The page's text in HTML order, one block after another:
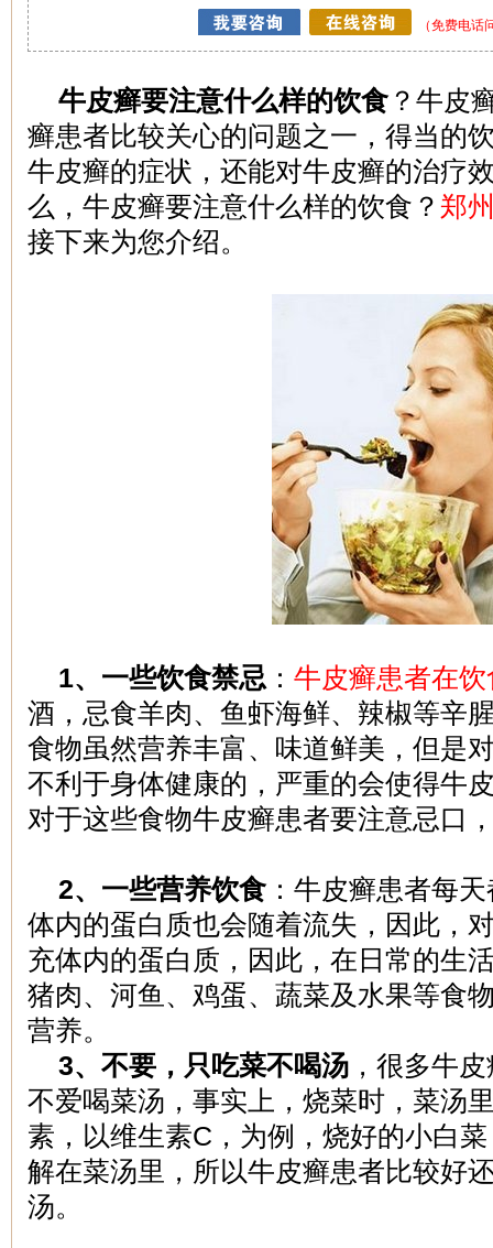
（免费电
牛皮癣要注意什么样的饮食？牛皮
癣患者比较关心的问题之一，得当的
牛皮癣的症状，还能对牛皮癣的治疗
么，牛皮癣要注意什么样的饮食？ 郑
接下来为您介绍。
1、一些饮食禁忌 ： 牛皮癣患者在
酒，忌食羊肉、鱼虾海鲜、辣椒等辛
食物虽然营养丰富、味道鲜美，但是
不利于身体健康的，严重的会使得牛
对于这些食物牛皮癣患者要注意忌口
2、一些营养饮食：牛皮癣患者每
体内的蛋白质也会随着流失，因此，
充体内的蛋白质，因此，在日常的生
猪肉、河鱼、鸡蛋、蔬菜及水果等食
营养。
3、不要，只吃菜不喝汤 ，很多牛
不爱喝菜汤，事实上，烧菜时，菜汤
素，以维生素C，为例，烧好的小白
解在菜汤里，所以牛皮癣患者比较好
汤。